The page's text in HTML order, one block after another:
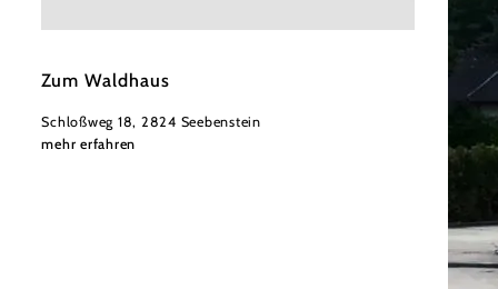
Zum Waldhaus
Schloßweg 18, 2824 Seebenstein
mehr erfahren